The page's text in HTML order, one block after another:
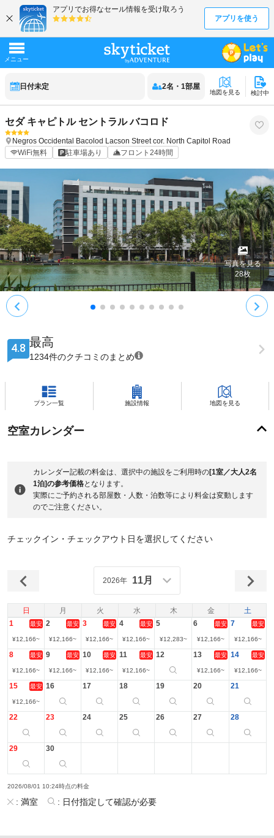
日付未定 2名 ・ 1部屋
地図を見る 検討中
セダ キャピトル セントラル バコロド
Negros Occidental Bacolod Lacson Street cor. North Capitol Road
WiFi無料
駐車場あり フロント24時間
写真を見る
28枚
4.8 最高
1234件のクチコミのまとめ
プラン一覧 施設情報 地図を見る
空室カレンダー
カレンダー記載の料金は、選択中の施設をご利用時の[1室／大人2名
1泊]の参考価格となります。
実際にご予約される部屋数・人数・泊数等により料金は変動します
のでご注意ください。
チェックイン・チェックアウト日を選択してください
日 月 火 水 木 金 土
2026年 11月
1 最安
¥12,166~
2 最安
¥12,166~
3 最安
¥12,166~
4 最安
¥12,166~
5
¥12,283~
6 最安
¥12,166~
7 最安
¥12,166~
8 最安
¥12,166~
9 最安
¥12,166~
10 最安
¥12,166~
11 最安
¥12,166~
12 13 最安
¥12,166~
14 最安
¥12,166~
15 最安
¥12,166~
16 17 18 19 20 21
22 23 24 25 26 27 28
29 30
2026/08/01 10:24時点の料金
: 満室 : 日付指定して確認が必要